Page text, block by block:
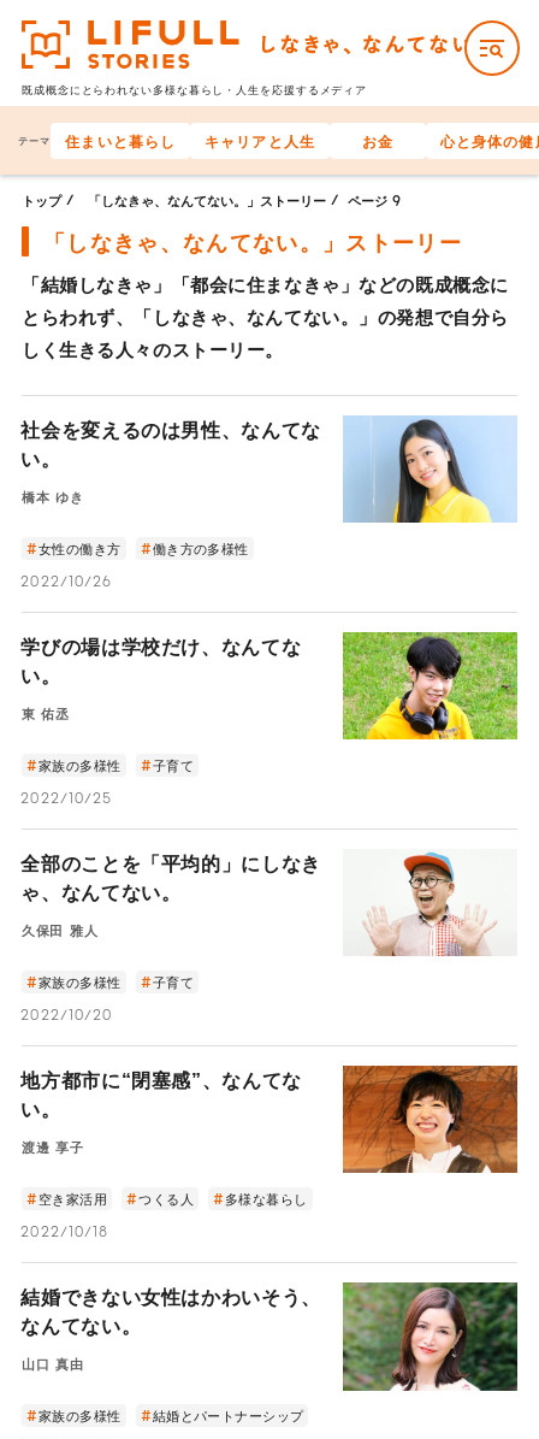
既成概念にとらわれない多様な暮らし・人生を応援するメディア
テーマ 住まいと暮らし キャリアと人生 お金 心と身体の健
トップ 「しなきゃ、なんてない。」ストーリー ページ 9
「しなきゃ、 なんてない。」 ストーリー
「結婚しなきゃ」「都会に住まなきゃ」などの既成概念に
とらわれず、「しなきゃ、なんてない。」の発想で自分ら
しく生きる人々のストーリー。
社会を変えるのは男性、なんてな
い。
橋本 ゆき
女性の働き方 働き方の多様性
2022/10/26
学びの場は学校だけ、なんてな
い。
東 佑丞
家族の多様性 子育て
2022/10/25
全部のことを「平均的」にしなき
ゃ、なんてない。
久保田 雅人
家族の多様性 子育て
2022/10/20
地方都市に“閉塞感”、なんてな
い。
渡邊 享子
空き家活用 つくる人 多様な暮らし
2022/10/18
結婚できない女性はかわいそう、
なんてない。
山口 真由
家族の多様性 結婚とパートナーシップ